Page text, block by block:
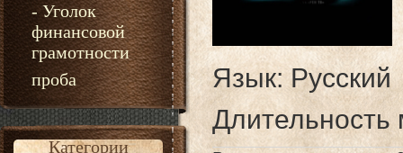
- Уголок
финансовой
грамотности
проба
Категории
Язык: Русский
Длительность